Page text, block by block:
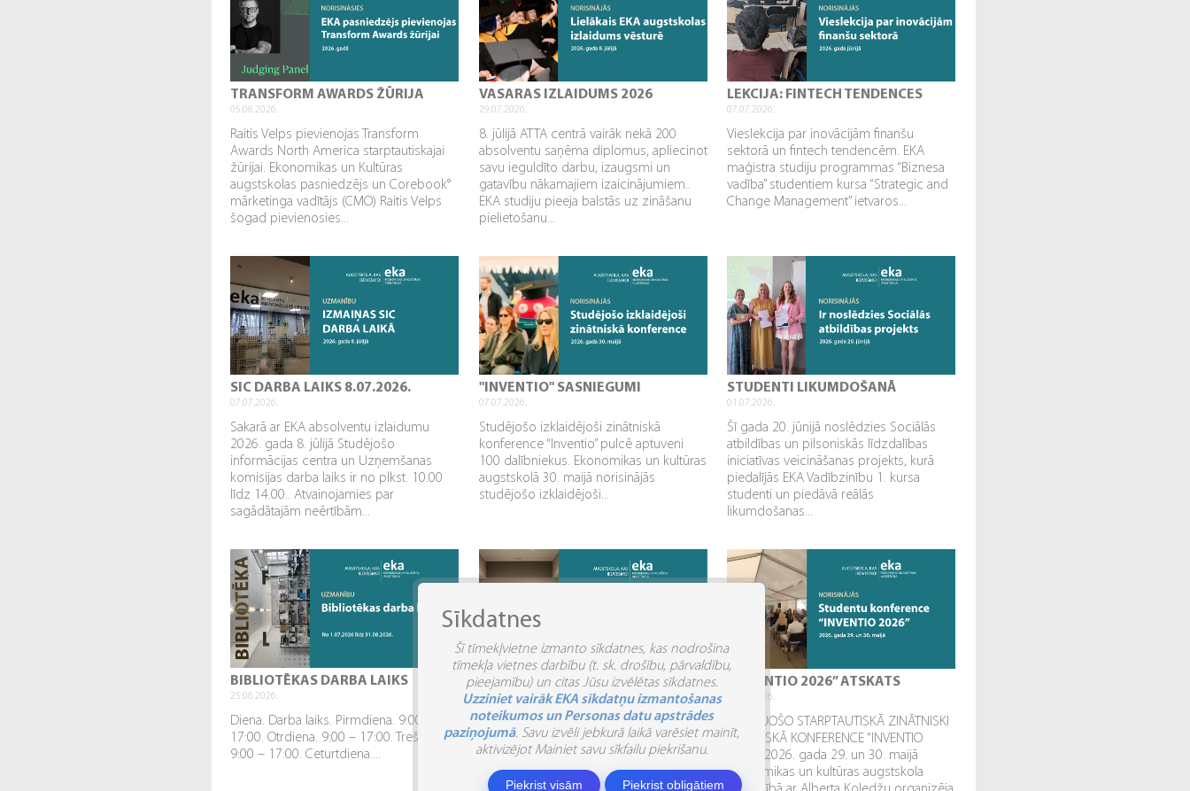
TRANSFORM AWARDS ŽŪRIJA
05.08.2026.
Raitis Velps pievienojas Transform
Awards North America starptautiskajai
žūrijai. Ekonomikas un Kultūras
augstskolas pasniedzējs un Corebook°
mārketinga vadītājs (CMO) Raitis Velps
šogad pievienosies...
VASARAS IZLAIDUMS 2026
29.07.2026.
8. jūlijā ATTA centrā vairāk nekā 200
absolventu saņēma diplomus, apliecinot
savu ieguldīto darbu, izaugsmi un
gatavību nākamajiem izaicinājumiem..
EKA studiju pieeja balstās uz zināšanu
pielietošanu...
LEKCIJA: FINTECH TENDENCES
07.07.2026.
Vieslekcija par inovācijām finanšu
sektorā un fintech tendencēm. EKA
maģistra studiju programmas “Biznesa
vadība” studentiem kursa “Strategic and
Change Management” ietvaros...
SIC DARBA LAIKS 8.07.2026.
07.07.2026.
Sakarā ar EKA absolventu izlaidumu
2026. gada 8. jūlijā Studējošo
informācijas centra un Uzņemšanas
komisijas darba laiks ir no plkst. 10.00
līdz 14.00.. Atvainojamies par
sagādātajām neērtībām...
"INVENTIO" SASNIEGUMI
07.07.2026.
Studējošo izklaidējoši zinātniskā
konference “Inventio” pulcē aptuveni
100 dalībniekus. Ekonomikas un kultūras
augstskolā 30. maijā norisinājās
studējošo izklaidējoši...
STUDENTI LIKUMDOŠANĀ
01.07.2026.
Šī gada 20. jūnijā noslēdzies Sociālās
atbildības un pilsoniskās līdzdalības
iniciatīvas veicināšanas projekts, kurā
piedalījās EKA Vadībzinību 1. kursa
studenti un piedāvā reālās
likumdošanas...
BIBLIOTĒKAS DARBA LAIKS
25.06.2026.
Diena. Darba laiks. Pirmdiena. 9:00 –
17:00. Otrdiena. 9:00 – 17:00. Trešdiena.
9:00 – 17:00. Ceturtdiena....
IZMAIŅAS DARBA LAIKĀ
15.06.2026.
Informējam par studiju laika organizāciju
Ekonomikas un kultūras augstskolā
pirms Līgo svētkiem:. 2026. gada 22.
jūnijs (pirmdiena) – brīvdiena. Studiju
“INVENTIO 2026” ATSKATS
04.06.2026.
STUDĒJOŠO STARPTAUTISKĀ ZINĀTNISKI
PRAKTISKĀ KONFERENCE “INVENTIO
2026”. 2026. gada 29. un 30. maijā
Ekonomikas un kultūras augstskola
Sīkdatnes
Šī tīmekļvietne izmanto sīkdatnes, kas nodrošina
tīmekļa vietnes darbību (t. sk. drošību, pārvaldību,
pieejamību) un citas Jūsu izvēlētas sīkdatnes.
Uzziniet vairāk EKA sīkdatņu izmantošanas
noteikumos un Personas datu apstrādes
paziņojumā. Savu izvēli jebkurā laikā varēsiet mainīt,
aktivizējot Mainiet savu sīkfailu piekrišanu.
Piekrist visām Piekrist obligātiem